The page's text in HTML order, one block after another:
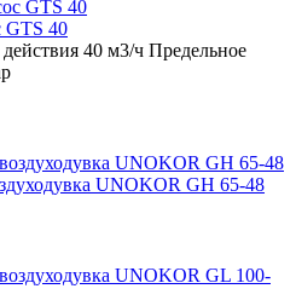
40
40 м3/ч Предельное
UNOKOR GH 65-48